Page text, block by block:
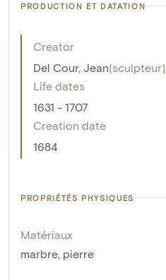
PRODUCTION ET DATATION
Creator
Del Cour, Jean(sculpteur)
Life dates
1631 - 1707
Creation date
1684
PROPRIÉTÉS PHYSIQUES
Matériaux
marbre pierre